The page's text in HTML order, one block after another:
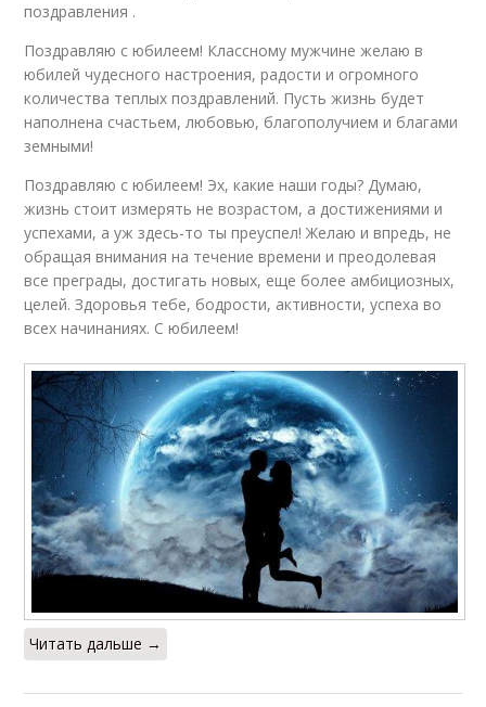
поздравления .
Поздравляю с юбилеем! Классному мужчине желаю в
юбилей чудесного настроения, радости и огромного
количества теплых поздравлений. Пусть жизнь будет
наполнена счастьем, любовью, благополучием и благами
земными!
Поздравляю с юбилеем! Эх, какие наши годы? Думаю,
жизнь стоит измерять не возрастом, а достижениями и
успехами, а уж здесь-то ты преуспел! Желаю и впредь, не
обращая внимания на течение времени и преодолевая
все преграды, достигать новых, еще более амбициозных,
целей. Здоровья тебе, бодрости, активности, успеха во
всех начинаниях. С юбилеем!
Читать дальше →